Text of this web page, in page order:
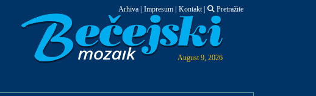
Arhiva Impresum Kontakt| Pretražite
August 9, 2026